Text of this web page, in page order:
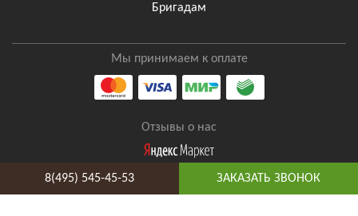
Бригадам
Мы принимаем к оплате
Отзывы о нас
8(495) 545-45-53 ЗАКАЗАТЬ ЗВОНОК